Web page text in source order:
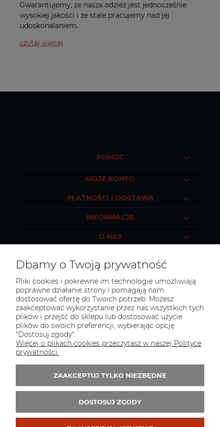
Gwarantujemy, że nasza odzież jest jednocześnie
wysokiej jakości i że stale pracujemy nad jej
udoskonalaniem.
czytaj więcej
POMOC
MOJE KONTO
PŁATNOŚCI I DOSTAWA
INFORMACJE
O NAS
KONTAKT
Masz jakieś pytania?
Porozmawiajmy!
Tel.:
+48 517 496 899
E-mail: sklep@polkoszulek.com
Zapisz się do newslettera
Dbamy o Twoją prywatność
Pliki cookies i pokrewne im technologie umożliwiają
poprawne działanie strony i pomagają nam
dostosować ofertę do Twoich potrzeb. Możesz
zaakceptować wykorzystanie przez nas wszystkich tych
plików i przejść do sklepu lub dostosować użycie
plików do swoich preferencji, wybierając opcję
"Dostosuj zgody".
Więcej o plikach cookies przeczytasz w naszej Polityce
prywatności.
ZAAKCEPTUJ TYLKO NIEZBĘDNE
DOSTOSUJ ZGODY